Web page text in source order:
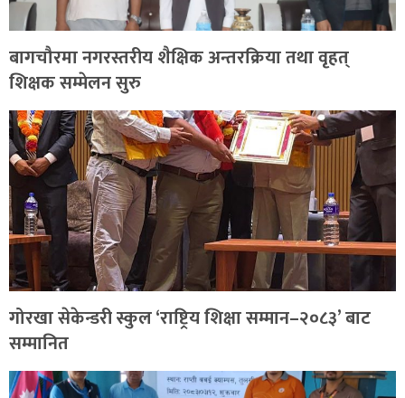
बागचौरमा नगरस्तरीय शैक्षिक अन्तरक्रिया तथा वृहत्
शिक्षक सम्मेलन सुरु
गोरखा सेकेन्डरी स्कुल ‘राष्ट्रिय शिक्षा सम्मान–२०८३’ बाट
सम्मानित